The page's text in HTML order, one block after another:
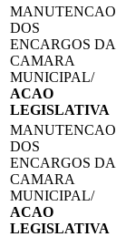
MANUTENCAO
DOS
ENCARGOS DA
CAMARA
MUNICIPAL/
ACAO
LEGISLATIVA
MANUTENCAO
DOS
ENCARGOS DA
CAMARA
MUNICIPAL/
ACAO
LEGISLATIVA